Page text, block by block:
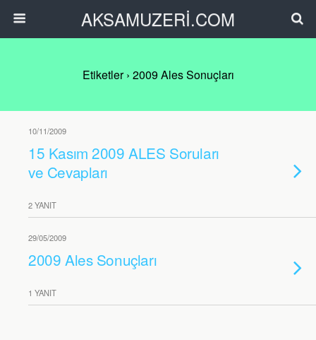
AKSAMUZERİ.COM
Etiketler › 2009 Ales Sonuçları
10/11/2009
15 Kasım 2009 ALES Soruları
ve Cevapları
2 YANIT
29/05/2009
2009 Ales Sonuçları
1 YANIT